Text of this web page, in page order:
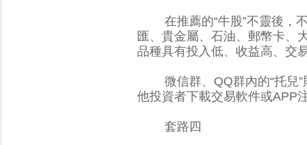
在推薦的“牛股”不靈後
匯、貴金屬、石油、郵幣
品種具有投入低、收益高、
微信群、QQ群內的“托兒
他投資者下載交易軟件或APP注冊
套路四